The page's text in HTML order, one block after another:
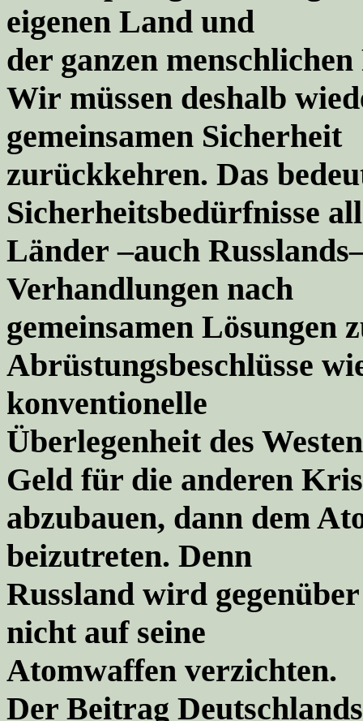
eigenen Land und
der ganzen
Wir müssen deshalb
gemeinsamen Sicherheit
zurückkehren. Das
Sicherheitsbedürfnisse
Länder –auch Russlands
Verhandlungen nach
gemeinsamen Lösungen
Abrüstungsbeschlüsse
konventionelle
Überlegenheit des
Geld für die anderen
abzubauen, dann dem
beizutreten. Denn
Russland wird
nicht auf seine
Atomwaffen verzichten.
Der Beitrag